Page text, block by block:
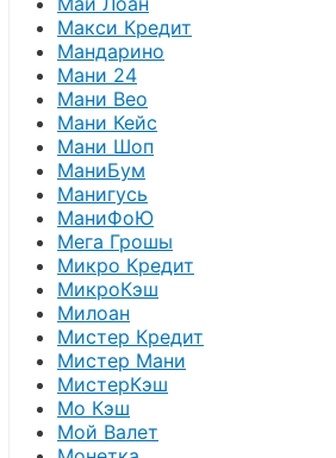
Макси Кредит
Мандарино
Мани 24
Мани Вео
Мани Кейс
Мани Шоп
МаниБум
Манигусь
МаниФоЮ
Мега Грошы
Микро Кредит
МикроКэш
Милоан
Мистер Кредит
Мистер Мани
МистерКэш
Мо Кэш
Мой Валет